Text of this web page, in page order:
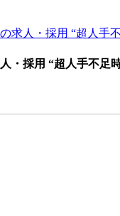
・採用 “超人手不足